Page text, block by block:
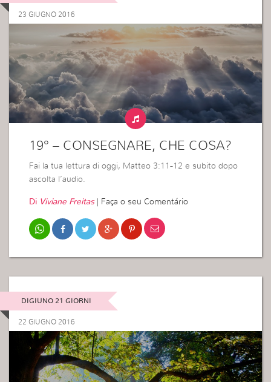
23 GIUGNO 2016
19° – CONSEGNARE, CHE COSA?
Fai la tua lettura di oggi, Matteo 3:11-12 e subito dopo
ascolta l’audio.
Di Viviane Freitas| Faça o seu Comentário
DIGIUNO 21 GIORNI
22 GIUGNO 2016